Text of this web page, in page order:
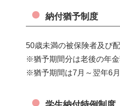
納付猶予制度
50歳未満の被保険者及び
※猶予期間分は老後の年金
※猶予期間は7月～翌年6